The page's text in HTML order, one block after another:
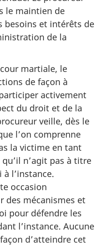
le maintien de
besoins et intérêts de
de la
martiale, le
de façon à
activement
du droit et de la
veille, dès le
l’on comprenne
la victime en tant
n’agit pas à titre
l’instance.
occasion
des mécanismes et
pour défendre les
l’instance. Aucune
d’atteindre cet